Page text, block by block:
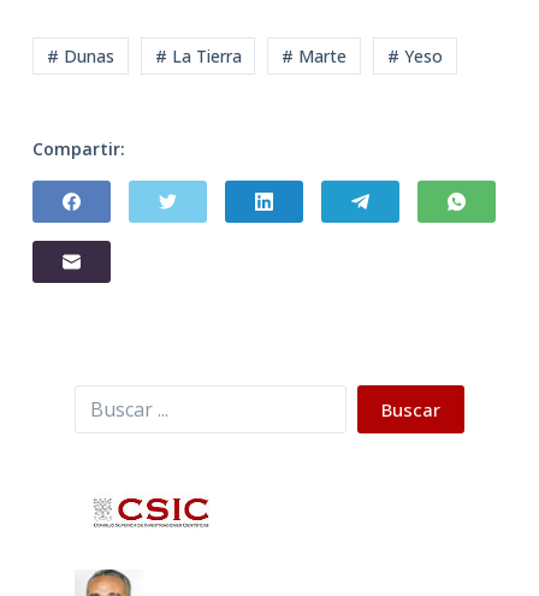
# Dunas # La Tierra # Marte # Yeso
Compartir:
Buscar Buscar